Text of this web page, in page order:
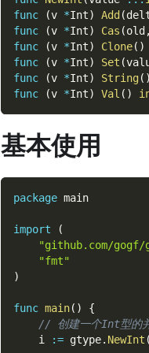
func
(v *Int) Add (
func
(v *Int) Cas (old ,
func
(v *Int) Clone( )
func
(v *Int) Set (
func
(v *Int) String( )
func
(v *Int) Val ( )
基本使用
package main
import
(
"github.com/
"fmt"
)
func main( )
{
// 创建一个Int型的
    i
:= gtype. NewInt (